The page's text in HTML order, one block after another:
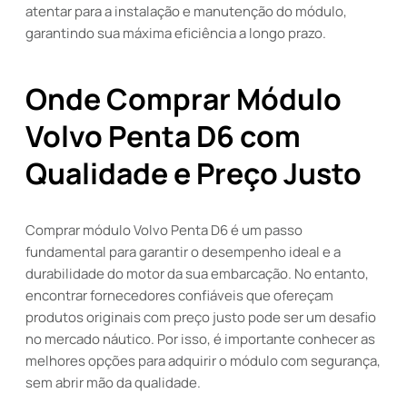
atentar para a instalação e manutenção do módulo,
garantindo sua máxima eficiência a longo prazo.
Onde Comprar Módulo
Volvo Penta D6 com
Qualidade e Preço Justo
Comprar módulo Volvo Penta D6 é um passo
fundamental para garantir o desempenho ideal e a
durabilidade do motor da sua embarcação. No entanto,
encontrar fornecedores confiáveis que ofereçam
produtos originais com preço justo pode ser um desafio
no mercado náutico. Por isso, é importante conhecer as
melhores opções para adquirir o módulo com segurança,
sem abrir mão da qualidade.